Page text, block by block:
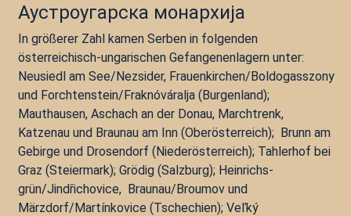
Аустроугарска монархија
In größerer Zahl kamen Serben in folgenden
österreichisch-ungarischen Gefangenenlagern unter:
Neusiedl am See/Nezsider, Frauenkirchen/Boldogasszony
und Forchtenstein/Fraknóváralja (Burgenland);
Mauthausen, Aschach an der Donau, Marchtrenk,
Katzenau und Braunau am Inn (Oberösterreich); Brunn am
Gebirge und Drosendorf (Niederösterreich); Tahlerhof bei
Graz (Steiermark); Grödig (Salzburg); Heinrichs­
grün/Jindřichovice, Braunau/Brоumov und
Märzdorf/Martínkovice (Tschechien); Veľký